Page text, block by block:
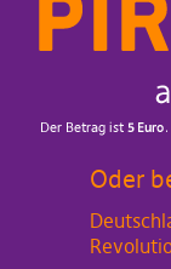
Oder